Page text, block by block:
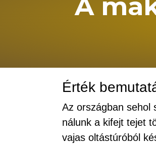
A
Érték
Az országban sehol
nálunk a kifejt tejet
vajas oltástúróból